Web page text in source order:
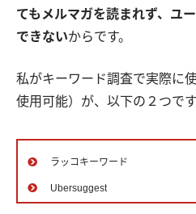
てもメルマガを読まれず、ユ
できないからです。
私がキーワード調査で実際に
使用可能）が、以下の２つです
ラッコキーワード
Ubersuggest